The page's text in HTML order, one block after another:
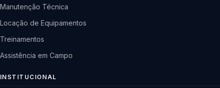
Manutenção Técnica
Locação de Equipamentos
Treinamentos
Assistência em Campo
INSTITUCIONAL